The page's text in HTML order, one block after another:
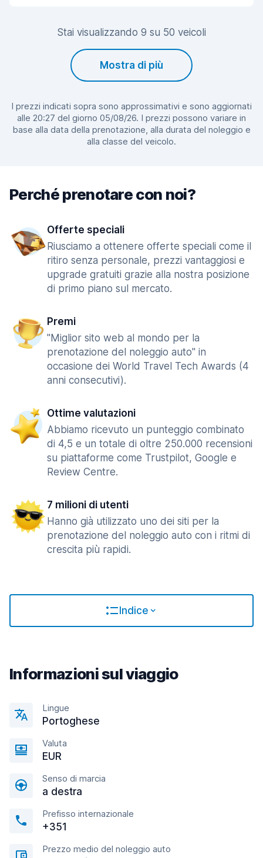
Stai visualizzando 9 su 50 veicoli
Mostra di più
I prezzi indicati sopra sono approssimativi e sono aggiornati
alle 20:27 del giorno 05/08/26. I prezzi possono variare in
base alla data della prenotazione, alla durata del noleggio e
alla classe del veicolo.
Perché prenotare con noi?
Offerte speciali
Riusciamo a ottenere offerte speciali come il
ritiro senza personale, prezzi vantaggiosi e
upgrade gratuiti grazie alla nostra posizione
di primo piano sul mercato.
Premi
"Miglior sito web al mondo per la
prenotazione del noleggio auto" in
occasione dei World Travel Tech Awards (4
anni consecutivi).
Ottime valutazioni
Abbiamo ricevuto un punteggio combinato
di 4,5 e un totale di oltre 250.000 recensioni
su piattaforme come Trustpilot, Google e
Review Centre.
7 milioni di utenti
Hanno già utilizzato uno dei siti per la
prenotazione del noleggio auto con i ritmi di
crescita più rapidi.
Indice
Informazioni sul viaggio
Lingue
Portoghese
Valuta
EUR
Senso di marcia
a destra
Prefisso internazionale
+351
Prezzo medio del noleggio auto